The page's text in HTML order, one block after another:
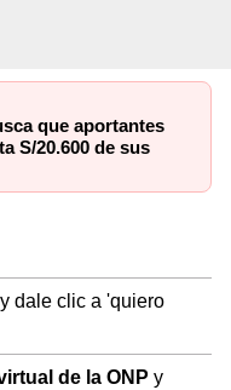
que aportantes
S/20.600 de sus
dale clic a 'quiero
de la ONP y